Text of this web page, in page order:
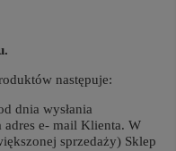
następuje:
dnia wysłania
e- mail Klienta. W
sprzedaży) Sklep